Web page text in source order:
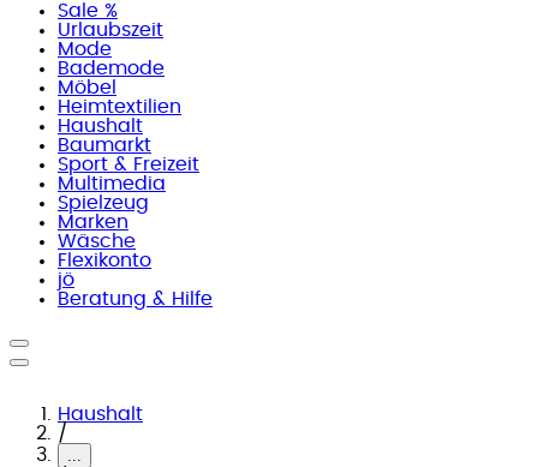
Sale %
Urlaubszeit
Mode
Bademode
Möbel
Heimtextilien
Haushalt
Baumarkt
Sport & Freizeit
Multimedia
Spielzeug
Marken
Wäsche
Flexikonto
jö
Beratung & Hilfe
Haushalt
/
...